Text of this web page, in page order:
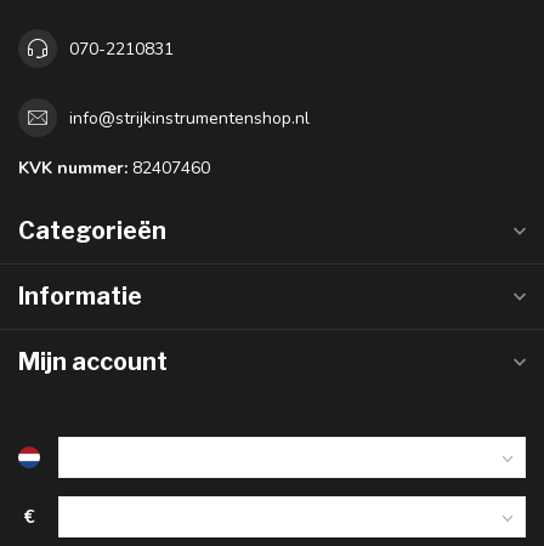
070-2210831
info@strijkinstrumentenshop.nl
KVK nummer: 82407460
Categorieën
Informatie
Mijn account
€